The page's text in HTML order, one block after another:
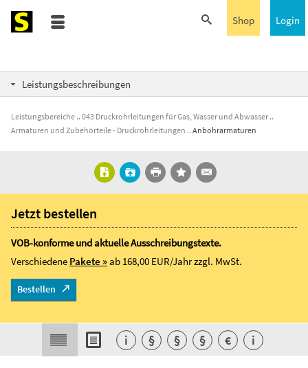
Login
Shop
Leistungsbeschreibungen
Leistungsbereiche
043 Druckrohrleitungen für Gas, Wasser und Abwasser
Armaturen und Zubehörteile - Druckrohrleitungen
Anbohrarmaturen
Jetzt bestellen
VOB-konforme und aktuelle Ausschreibungstexte.
Verschiedene Pakete »ab 168,00 EUR/Jahrzzgl. MwSt.
Bestellen
i § § § € i